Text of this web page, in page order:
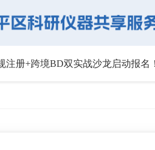
注册+跨境BD双实战沙龙启动报名
年智慧电厂论坛议程首发！邀您4
昌平区高新技术企业培育工作会